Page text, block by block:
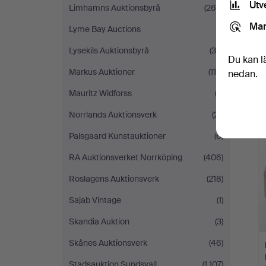
Limhamns Auktionsbyrå
(264)
Lyme Bay Auctions
Lysekils Auktionsbyrå
(39)
Markus Auktioner
(115)
Mauritz Widforss
(2)
Norrlands Auktionsverk
(21)
Palsgaard Kunstauktioner
(6)
RA Auktionsverket Norrköping
(406)
Roslagens Auktionsverk
(218)
Sajab Vintage
(1)
Skandia Auktion
(3)
Skånes Auktionsverk
(46)
Du kan
nedan.